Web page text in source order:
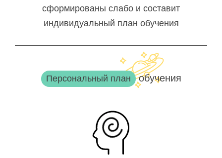
сформированы слабо и составит
индивидуальный план обучения
Персональный план обучения